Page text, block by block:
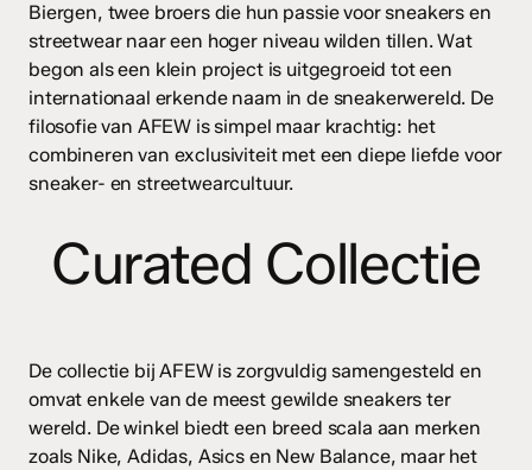
Biergen, twee broers die hun passie voor sneakers en
streetwear naar een hoger niveau wilden tillen. Wat
begon als een klein project is uitgegroeid tot een
internationaal erkende naam in de sneakerwereld. De
filosofie van AFEW is simpel maar krachtig: het
combineren van exclusiviteit met een diepe liefde voor
sneaker- en streetwearcultuur.
Curated Collectie
De collectie bij AFEW is zorgvuldig samengesteld en
omvat enkele van de meest gewilde sneakers ter
wereld. De winkel biedt een breed scala aan merken
zoals Nike, Adidas, Asics en New Balance, maar het